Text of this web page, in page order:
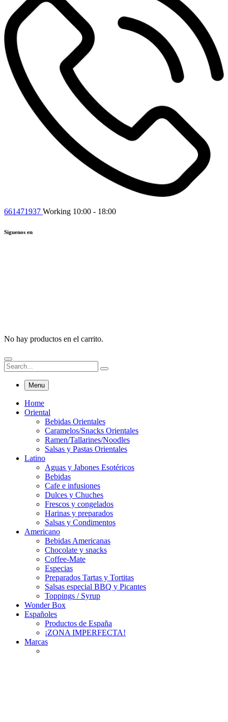
661471937 Working 10:00 - 18:00
Siguenos en
No hay productos en el carrito.
Menu
Home
Oriental
Bebidas Orientales
Caramelos/Snacks Orientales
Ramen/Tallarines/Noodles
Salsas y Pastas Orientales
Latino
Aguas y Jabones Esotéricos
Bebidas
Cafe e infusiones
Dulces y Chuches
Frescos y congelados
Harinas y preparados
Salsas y Condimentos
Americano
Bebidas Americanas
Chocolate y snacks
Coffee-Mate
Especias
Preparados Tartas y Tortitas
Salsas especial BBQ y Picantes
Toppings / Syrup
Wonder Box
Españoles
Productos de España
¡ZONA IMPERFECTA!
Marcas